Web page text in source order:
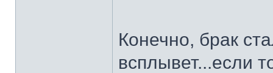
Конечно, брак
всплывет...если